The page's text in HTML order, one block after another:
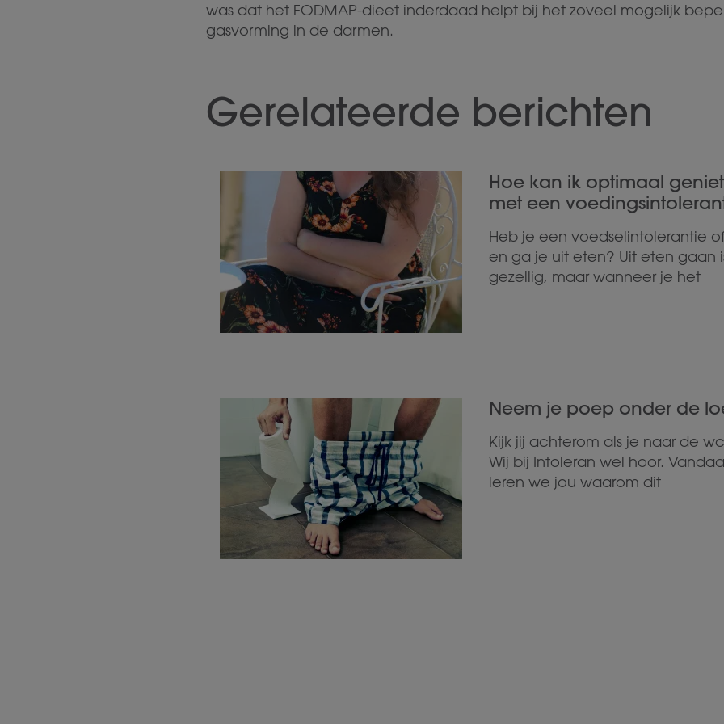
was dat het FODMAP-dieet inderdaad helpt bij het zoveel mogelijk
gasvorming in de darmen.
Gerelateerde berichten
Hoe kan ik optimaal
met een
Heb je een voedselintolerantie of
en ga je uit eten? Uit eten gaan
gezellig, maar wanneer je het
Neem je poep onder de
Kijk jij achterom als je naar de
Wij bij Intoleran wel hoor.
leren we jou waarom dit